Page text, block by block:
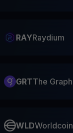
RAYRaydium
GRTThe Graph
WLDWorldcoin